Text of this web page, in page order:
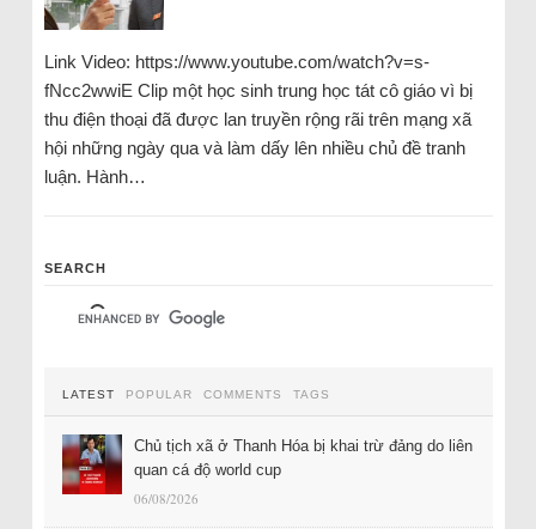
Link Video: https://www.youtube.com/watch?v=s-
fNcc2wwiE Clip một học sinh trung học tát cô giáo vì bị
thu điện thoại đã được lan truyền rộng rãi trên mạng xã
hội những ngày qua và làm dấy lên nhiều chủ đề tranh
luận. Hành…
SEARCH
LATEST POPULAR COMMENTS TAGS
Chủ tịch xã ở Thanh Hóa bị khai trừ đảng do liên
quan cá độ world cup
06/08/2026